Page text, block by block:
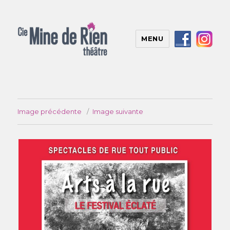
MENU
Image précédente Image suivante